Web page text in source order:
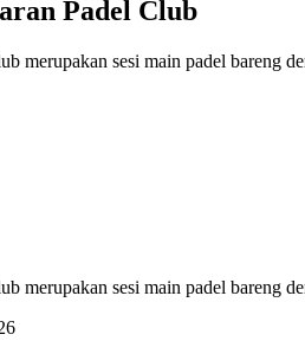
Padel Club
merupakan sesi main padel bareng
merupakan sesi main padel bareng